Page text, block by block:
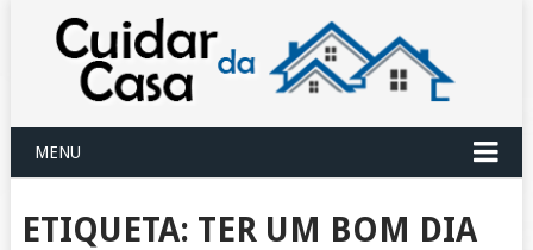
MENU
ETIQUETA: TER UM BOM DIA